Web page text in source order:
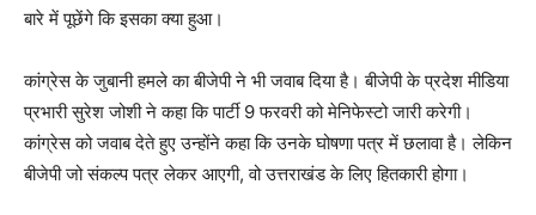
बारे में पूछेंगे कि इसका क्या हुआ।
कांग्रेस के जुबानी हमले का बीजेपी ने भी जवाब दिया है। बीजेपी के प्रदेश मीडिया
प्रभारी सुरेश जोशी ने कहा कि पार्टी 9 फरवरी को मेनिफेस्टो जारी करेगी।
कांग्रेस को जवाब देते हुए उन्होंने कहा कि उनके घोषणा पत्र में छलावा है। लेकिन
बीजेपी जो संकल्प पत्र लेकर आएगी, वो उत्तराखंड के लिए हितकारी होगा।